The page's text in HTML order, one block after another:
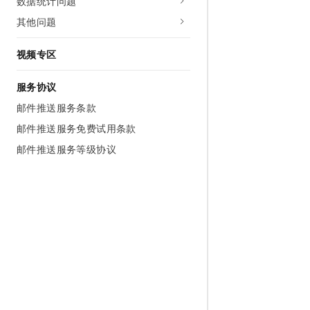
其他问题
视频专区
服务协议
邮件推送服务条款
邮件推送服务免费试用条款
邮件推送服务等级协议